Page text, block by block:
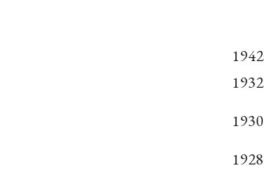
1942
1932
1930
1928